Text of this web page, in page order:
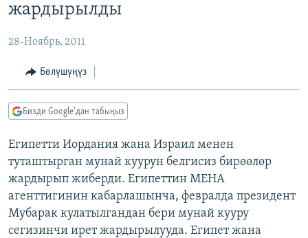
ЭКОНОМИКА
МАДАНИЯТ
БОРБОР АЗИЯ
УКРАИНА
АТАЙЫН ИЛИКТӨӨ
ТВ ПРОГРАММАЛАР
ЭКСПЕРТТЕР ТАЛДАЙТ
БИЗ ЖАНА ДҮЙНӨ
ДАНИСТЕ
ЭЖЕ-СИҢДИЛЕР
АЗАТТЫК+
ӨЗГӨЧӨ ПИКИР
Русский
ОНЛАЙН ШЕРИНЕ
жардырылды
28-Ноябрь, 2011
Бөлүшүңүз
Бизди Google'дан табыңыз
Египетти Иордания жана Израил менен
туташтырган мунай куурун белгисиз бирөөлөр
жардырып жиберди. Египеттин МЕНА
агенттигинин кабарлашынча, февралда президент
Мубарак кулатылгандан бери мунай кууру
сегизинчи ирет жардырылууда. Египет жана